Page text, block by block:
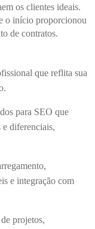
os clientes ideais.
o início proporcionou
de contratos.
que reflita sua
para SEO que
e diferenciais,
e integração com
projetos,